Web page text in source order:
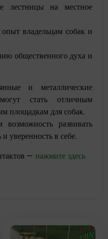
лестницы на местное
владельцам собак и
общественного духа и
и металлические
стать отличным
площадкам для собак.
развивать
уверенность в себе.
— нажмите здесь